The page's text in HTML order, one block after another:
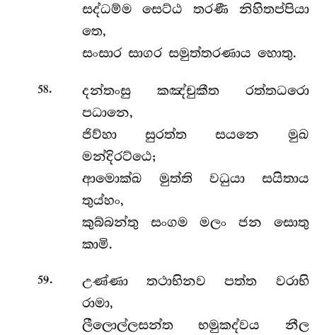
සද්ධම්ම සෙට්ඨ තරණී නිහිතප්පියා
තෙ,
සංසාර සාගර සමුත්තරණාය හොතු.
58.
දන්තංසු කඤ්චුකීත රත්තධරො
පධානෙ,
ජිව්හා සුරත්ත සයනෙ මුඛ
මන්දිරට්ඨෙ;
ආමොක්ඛ මුත්ති වධුයා සයිතාය
තුය්හං,
කුබ්බන්තු සංගම මලං ජන සොතු
කාමි.
59.
උණ්ණා තථාභිනව පත්ත වරාභි
රාමා,
ලීලොල්ලසන්ත භමුකද්වය නීල